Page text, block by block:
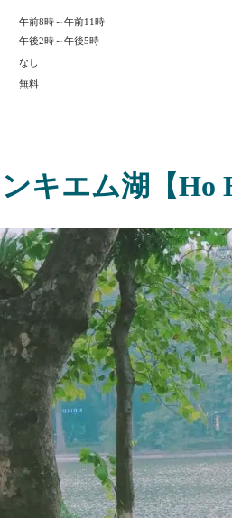
午前8時～午前11時
午後2時～午後5時
なし
無料
キエム湖【Ho